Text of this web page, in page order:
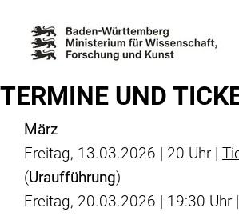
TERMINE UND
März
Freitag, 13.03.2026 | 20 Uhr |
(Uraufführung)
Freitag, 20.03.2026 | 19:30 Uhr |